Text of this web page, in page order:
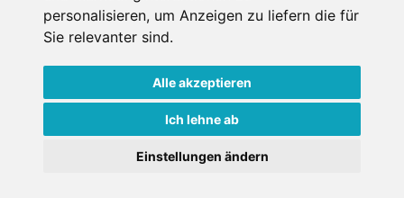
personalisieren, um Anzeigen zu liefern die für
Sie relevanter sind.
Alle akzeptieren
Ich lehne ab
Einstellungen ändern
Copyright ©2026 Schneemenschen GmbH
Goldener Herbst in den Alpen- Angebote vergleichen
& die Natur genießen! Jetzt Angebote entdecken!